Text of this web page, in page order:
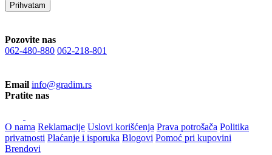
Prihvatam
Pozovite nas
062-480-880 062-218-801
Email info@gradim.rs
Pratite nas
O nama Reklamacije Uslovi korišćenja Prava potrošača Politika
privatnosti Plaćanje i isporuka Blogovi Pomoć pri kupovini
Brendovi